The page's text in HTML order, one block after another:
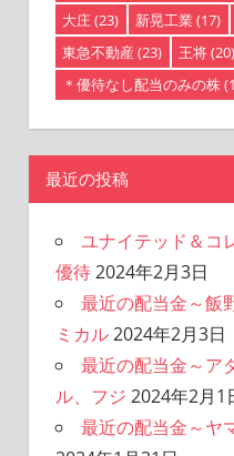
大庄(23) 新晃工業 (17)
東急不動産 (23) 王将(20)
＊優待なし配当のみの株
最近の投稿
ユナイテッド＆コ
優待 2024年2月3日
最近の配当金～飯
ミカル 2024年2月3日
最近の配当金～ア
ル、フジ 2024年2月1
最近の配当金～ヤ